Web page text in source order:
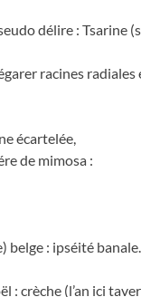
délire : Tsarine
racines radiales
écartelée,
de mimosa :
: ipséité banale.
: crèche (l’an ici